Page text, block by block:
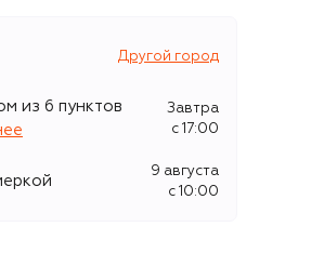
Другой город
из 6 пунктов
Завтра
c 17:00
9 августа
c 10:00